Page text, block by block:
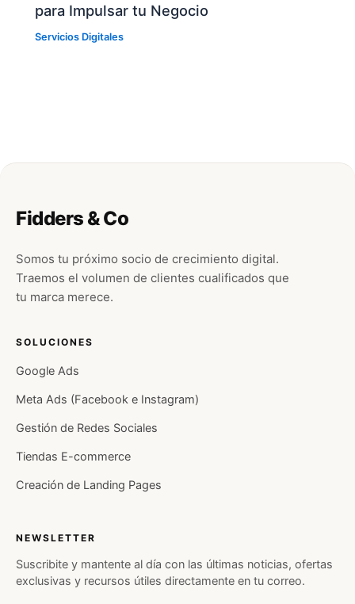
para Impulsar tu Negocio
Servicios Digitales
Fidders & Co
Somos tu próximo socio de crecimiento digital.
Traemos el volumen de clientes cualificados que
tu marca merece.
SOLUCIONES
Google Ads
Meta Ads (Facebook e Instagram)
Gestión de Redes Sociales
Tiendas E-commerce
Creación de Landing Pages
NEWSLETTER
Suscribite y mantente al día con las últimas noticias, ofertas
exclusivas y recursos útiles directamente en tu correo.